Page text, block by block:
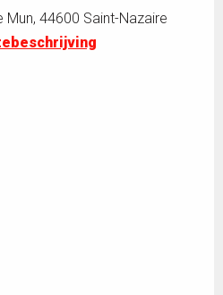
Mun, 44600 Saint-Nazaire